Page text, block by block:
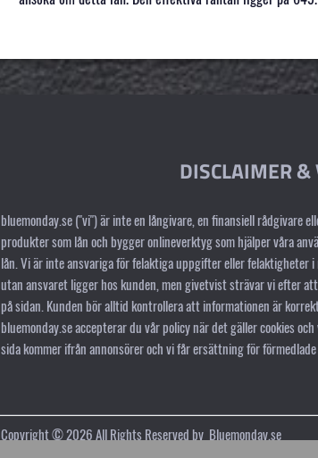
DISCLAIMER &
bluemonday.se ("vi") är inte en långivare, en finansiell rådgivare
produkter som lån och bygger onlineverktyg som hjälper våra
lån. Vi är inte ansvariga för felaktiga uppgifter eller
utan ansvaret ligger hos kunden, men givetvist strävar vi efter
på sidan. Kunden bör alltid kontrollera att informationen är
bluemonday.se accepterar du vår policy när det gäller cookies
sida kommer ifrån annonsörer och vi får ersättning för
Copyright ©2026All Rights Reserved by Bluemonday.se